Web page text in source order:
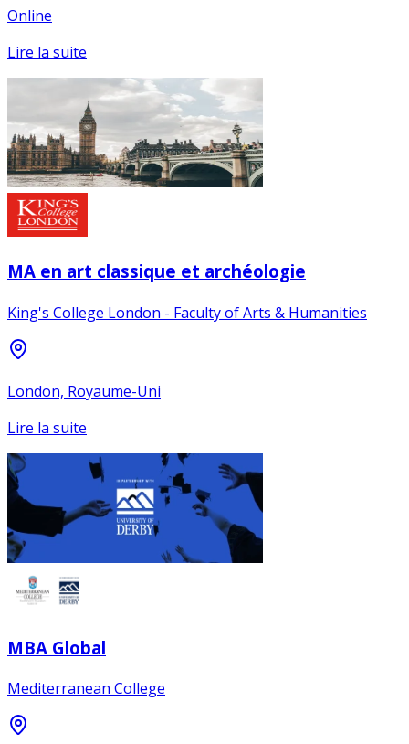
Online
Lire la suite
MA en art classique et archéologie
King's College London - Faculty of Arts & Humanities
London, Royaume-Uni
Lire la suite
MBA Global
Mediterranean College